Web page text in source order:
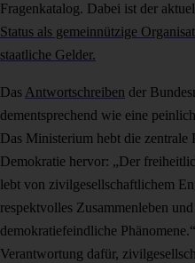
Fragenkatalog. Dabei ist der
Status als gemeinnützige
staatliche Gelder.
Das Antwortschreiben der
dementsprechend wie eine
Das Ministerium hebt die
Demokratie hervor: „Der
lebt von zivilgesellschaftlichem
respektvolles Zusammenleben
demokratiefeindliche
Verantwortung dafür,